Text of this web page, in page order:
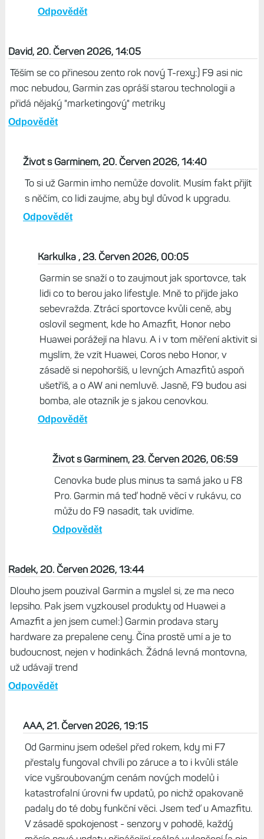
Odpovědět
David, 20. Červen 2026, 14:05
Těším se co přinesou zento rok nový T-rexy:) F9 asi nic
moc nebudou, Garmin zas opráší starou technologii a
přidá nějaký "marketingový" metriky
Odpovědět
Život s Garminem, 20. Červen 2026, 14:40
To si už Garmin imho nemůže dovolit. Musím fakt přijít
s něčím, co lidi zaujme, aby byl důvod k upgradu.
Odpovědět
Karkulka , 23. Červen 2026, 00:05
Garmin se snaží o to zaujmout jak sportovce, tak
lidi co to berou jako lifestyle. Mně to přijde jako
sebevražda. Ztrácí sportovce kvůli ceně, aby
oslovil segment, kde ho Amazfit, Honor nebo
Huawei porážejí na hlavu. A i v tom měření aktivit si
myslím, že vzít Huawei, Coros nebo Honor, v
zásadě si nepohoršíš, u levných Amazfitů aspoň
ušetříš, a o AW ani nemluvě. Jasně, F9 budou asi
bomba, ale otazník je s jakou cenovkou.
Odpovědět
Život s Garminem, 23. Červen 2026, 06:59
Cenovka bude plus minus ta samá jako u F8
Pro. Garmin má teď hodně věcí v rukávu, co
můžu do F9 nasadit, tak uvidíme.
Odpovědět
Radek, 20. Červen 2026, 13:44
Dlouho jsem pouzival Garmin a myslel si, ze ma neco
lepsiho. Pak jsem vyzkousel produkty od Huawei a
Amazfit a jen jsem cumel:) Garmin prodava stary
hardware za prepalene ceny. Čína prostě umí a je to
budoucnost, nejen v hodinkách. Žádná levná montovna,
už udávají trend
Odpovědět
AAA, 21. Červen 2026, 19:15
Od Garminu jsem odešel před rokem, kdy mi F7
přestaly fungoval chvíli po záruce a to i kvůli stále
více vyšroubovaným cenám nových modelů i
katastrofalní úrovni fw updatů, po nichž opakovaně
padaly do té doby funkční věci. Jsem teď u Amazfitu.
V zásadě spokojenost - senzory v pohodě, každý